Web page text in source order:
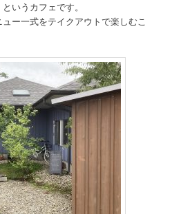
というカフェです。
ー一式をテイクアウトで楽しむこ